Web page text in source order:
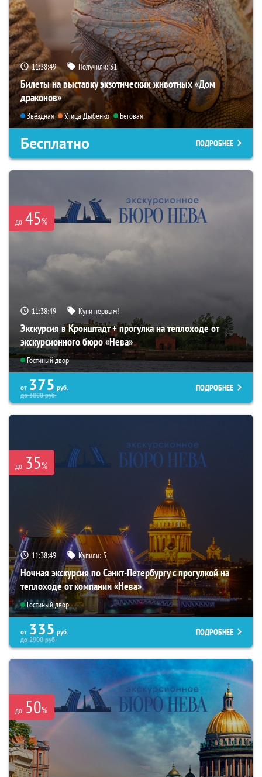
11:38:47 Получили:31
Билеты на выставку экзотических животных «Дом
драконов»
Звёздная Улица Дыбенко Беговая
Бесплатно ПОДРОБНЕЕ
до 45%
11:38:47 Купи первым!
Экскурсия в Кронштадт + прогулка на теплоходе от
экскурсионного бюро «Нева»
Гостиный двор
от 375 руб.
до3800руб.
ПОДРОБНЕЕ
до 35%
11:38:47 Купили:5
Ночная экскурсия по Санкт-Петербургу с прогулкой на
теплоходе от компании «Нева»
Гостиный двор
от 335 руб.
до2900руб.
ПОДРОБНЕЕ
до 50%